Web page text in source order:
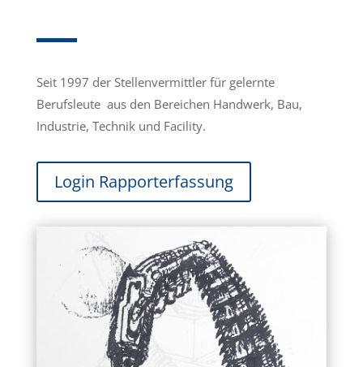
Seit 1997 der Stellenvermittler für gelernte
Berufsleute aus den Bereichen Handwerk, Bau,
Industrie, Technik und Facility.
Login Rapporterfassung